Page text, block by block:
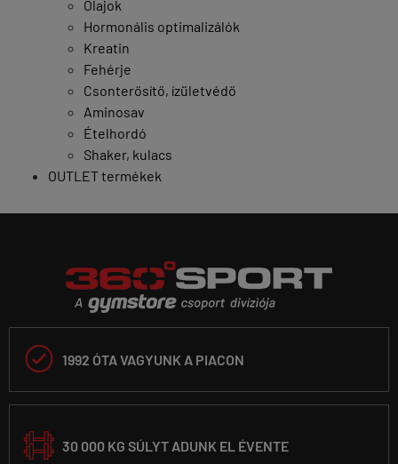
Olajok
Hormonális optimalizálók
Kreatin
Fehérje
Csonterősítő, ízületvédő
Aminosav
Ételhordó
Shaker, kulacs
OUTLET termékek
 1992 ÓTA VAGYUNK A PIACON
30 000 KG SÚLYT ADUNK EL ÉVENTE